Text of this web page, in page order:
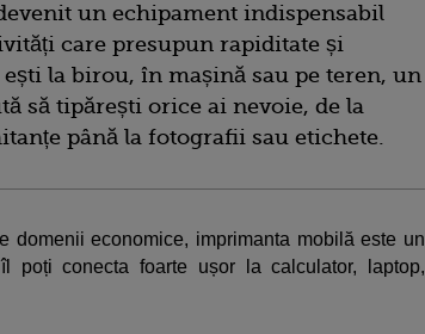
un echipament indispensabil
care presupun rapiditate și
la birou, în mașină sau pe teren, un
să tipărești orice ai nevoie, de la
până la fotografii sau etichete.
domenii economice, imprimanta mobilă este un
poți conecta foarte ușor la calculator, laptop,